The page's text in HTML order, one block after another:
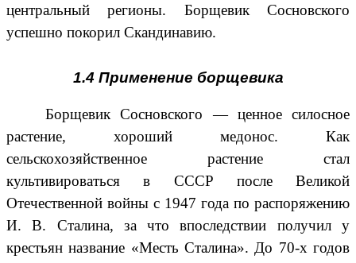
центральный регионы. Борщевик Сосновского
успешно покорил Скандинавию.
1.4 Применение борщевика
Борщевик Сосновского — ценное силосное
растение, хороший медонос. Как
сельскохозяйственное растение стал
культивироваться в СССР после Великой
Отечественной войны с 1947 года по распоряжению
И. В. Сталина, за что впоследствии получил у
крестьян название «Месть Сталина». До 70-х годов